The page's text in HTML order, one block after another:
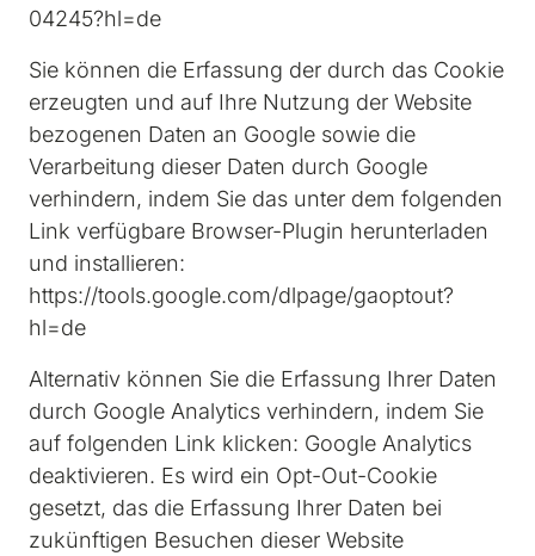
04245?hl=de
Sie können die Erfassung der durch das Cookie
erzeugten und auf Ihre Nutzung der Website
bezogenen Daten an Google sowie die
Verarbeitung dieser Daten durch Google
verhindern, indem Sie das unter dem folgenden
Link verfügbare Browser-Plugin herunterladen
und installieren:
https://tools.google.com/dlpage/gaoptout?
hl=de
Alternativ können Sie die Erfassung Ihrer Daten
durch Google Analytics verhindern, indem Sie
auf folgenden Link klicken: Google Analytics
deaktivieren. Es wird ein Opt-Out-Cookie
gesetzt, das die Erfassung Ihrer Daten bei
zukünftigen Besuchen dieser Website